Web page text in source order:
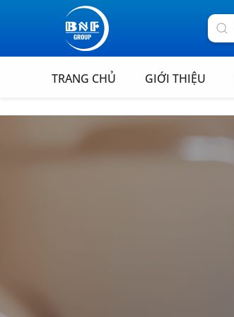
TRANG CHỦ GIỚI THIỆU